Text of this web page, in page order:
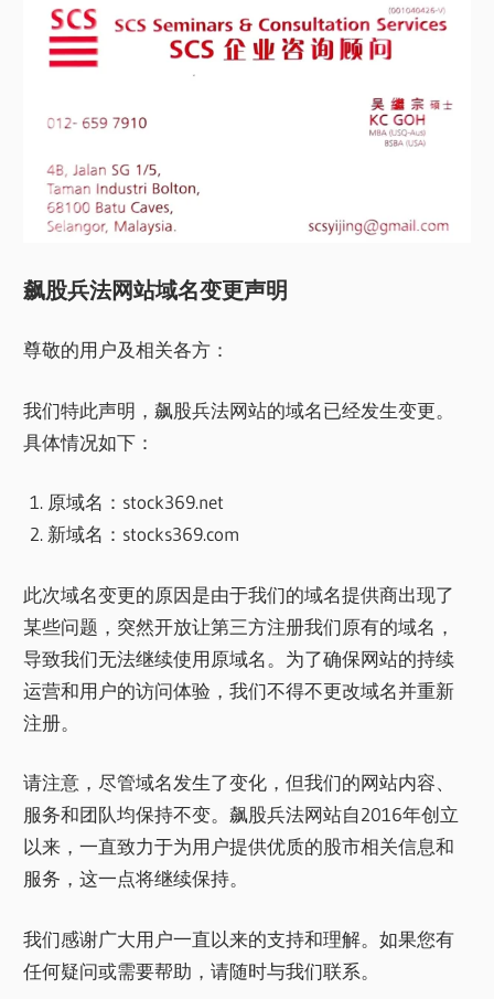
飙股兵法网站域名变更声明
尊敬的用户及相关各方：
我们特此声明，飙股兵法网站的域名已经发生变更。
具体情况如下：
原域名：stock369.net
新域名：stocks369.com
此次域名变更的原因是由于我们的域名提供商出现了
某些问题，突然开放让第三方注册我们原有的域名，
导致我们无法继续使用原域名。为了确保网站的持续
运营和用户的访问体验，我们不得不更改域名并重新
注册。
请注意，尽管域名发生了变化，但我们的网站内容、
服务和团队均保持不变。飙股兵法网站自2016年创立
以来，一直致力于为用户提供优质的股市相关信息和
服务，这一点将继续保持。
我们感谢广大用户一直以来的支持和理解。如果您有
任何疑问或需要帮助，请随时与我们联系。